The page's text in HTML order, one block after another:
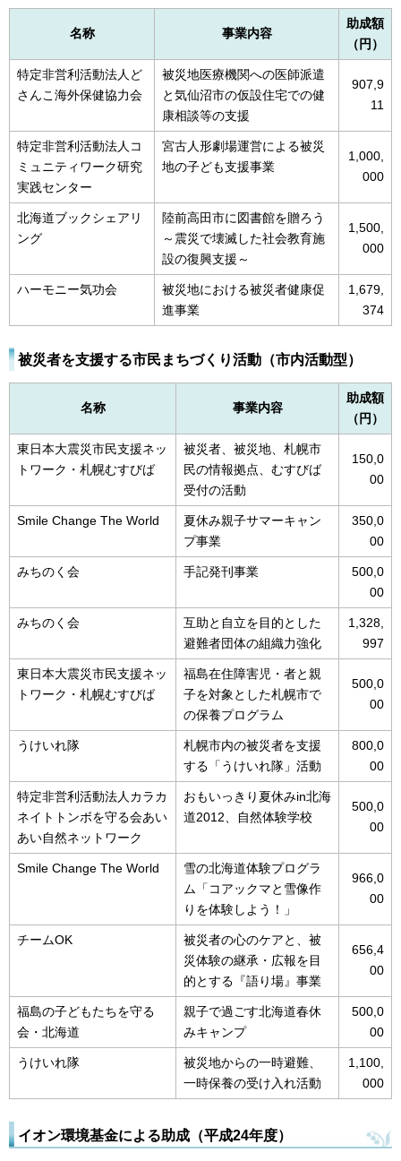
名称 事業内容
助成額
（円）
特定非営利活動法人ど
さんこ海外保健協力会
被災地医療機関への医師派遣
と気仙沼市の仮設住宅での健
康相談等の支援
907,9
11
特定非営利活動法人コ
ミュニティワーク研究
実践センター
宮古人形劇場運営による被災
地の子ども支援事業
1,000,
000
北海道ブックシェアリ
ング
陸前高田市に図書館を贈ろう
～震災で壊滅した社会教育施
設の復興支援～
1,500,
000
ハーモニー気功会
被災地における被災者健康促
進事業
1,679,
374
被災者を支援する市民まちづくり活動（市内活動型）
名称 事業内容
助成額
（円）
東日本大震災市民支援ネッ
トワーク・札幌むすびば
被災者、被災地、札幌市
民の情報拠点、むすびば
受付の活動
150,0
00
Smile Change The World
夏休み親子サマーキャン
プ事業
350,0
00
みちのく会 手記発刊事業
500,0
00
みちのく会
互助と自立を目的とした
避難者団体の組織力強化
1,328,
997
東日本大震災市民支援ネッ
トワーク・札幌むすびば
福島在住障害児・者と親
子を対象とした札幌市で
の保養プログラム
500,0
00
うけいれ隊
札幌市内の被災者を支援
する「うけいれ隊」活動
800,0
00
特定非営利活動法人カラカ
ネイトトンボを守る会あい
あい自然ネットワーク
おもいっきり夏休みin北海
道2012、自然体験学校
500,0
00
Smile Change The World
雪の北海道体験プログラ
ム「コアックマと雪像作
りを体験しよう！」
966,0
00
チームOK
被災者の心のケアと、被
災体験の継承・広報を目
的とする『語り場』事業
656,4
00
福島の子どもたちを守る
会・北海道
親子で過ごす北海道春休
みキャンプ
500,0
00
うけいれ隊
被災地からの一時避難、
一時保養の受け入れ活動
1,100,
000
イオン環境基金による助成（平成24年度）